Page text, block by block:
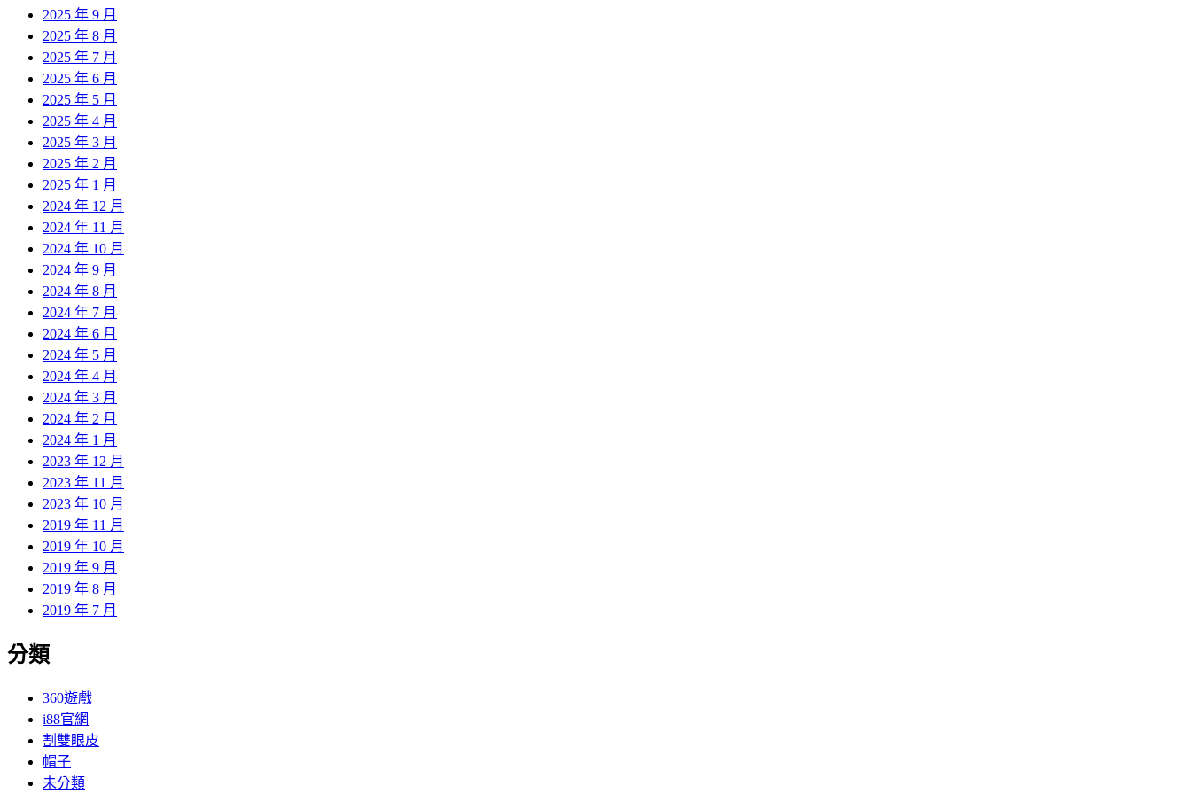
2025 年 9 月
2025 年 8 月
2025 年 7 月
2025 年 6 月
2025 年 5 月
2025 年 4 月
2025 年 3 月
2025 年 2 月
2025 年 1 月
2024 年 12 月
2024 年 11 月
2024 年 10 月
2024 年 9 月
2024 年 8 月
2024 年 7 月
2024 年 6 月
2024 年 5 月
2024 年 4 月
2024 年 3 月
2024 年 2 月
2024 年 1 月
2023 年 12 月
2023 年 11 月
2023 年 10 月
2019 年 11 月
2019 年 10 月
2019 年 9 月
2019 年 8 月
2019 年 7 月
分類
360遊戲
i88官網
割雙眼皮
帽子
未分類